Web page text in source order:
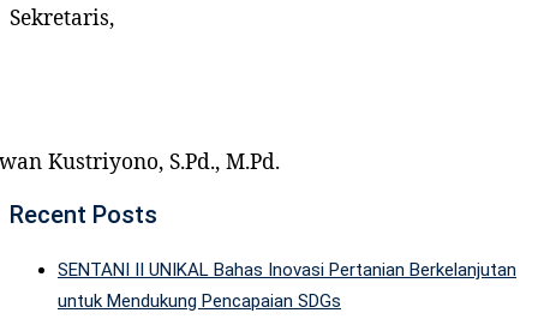
Sekretaris,
Kustriyono, S.Pd., M.Pd.
Recent Posts
SENTANI II UNIKAL Bahas Inovasi Pertanian Berkelanjutan
untuk Mendukung Pencapaian SDGs